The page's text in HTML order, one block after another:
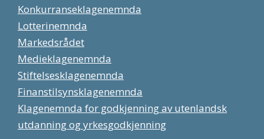
Konkurranseklagenemnda
Lotterinemnda
Markedsrådet
Medieklagenemnda
Stiftelsesklagenemnda
Finanstilsynsklagenemnda
Klagenemnda for godkjenning av utenlandsk
utdanning og yrkesgodkjenning